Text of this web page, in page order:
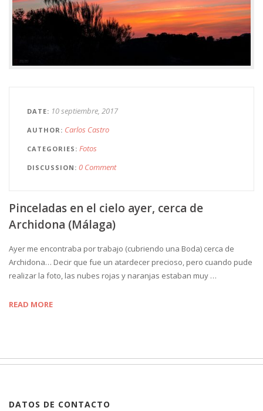
DATE 10 septiembre, 2017
AUTHOR Carlos Castro
CATEGORIES Fotos
DISCUSSION 0 Comment
Pinceladas en el cielo ayer, cerca de
Archidona (Málaga)
Ayer me encontraba por trabajo (cubriendo una Boda) cerca de
Archidona… Decir que fue un atardecer precioso, pero cuando pude
realizar la foto, las nubes rojas y naranjas estaban muy …
READ MORE
DATOS DE CONTACTO